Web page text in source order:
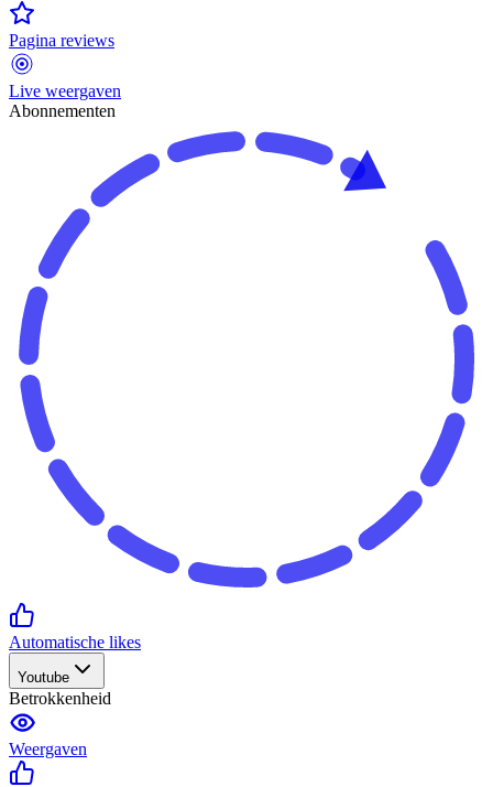
Pagina reviews
Live weergaven
Abonnementen
Automatische likes
Youtube
Betrokkenheid
Weergaven